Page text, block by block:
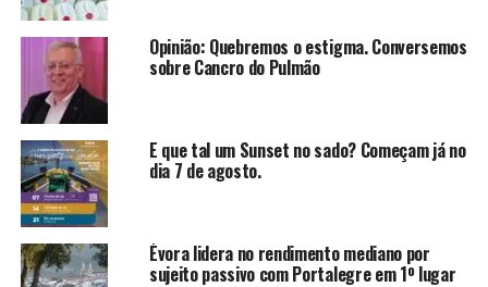
Opinião: Quebremos o estigma. Conversemos
sobre Cancro do Pulmão
E que tal um Sunset no sado? Começam já no
dia 7 de agosto.
Évora lidera no rendimento mediano por
sujeito passivo com Portalegre em 1º lugar